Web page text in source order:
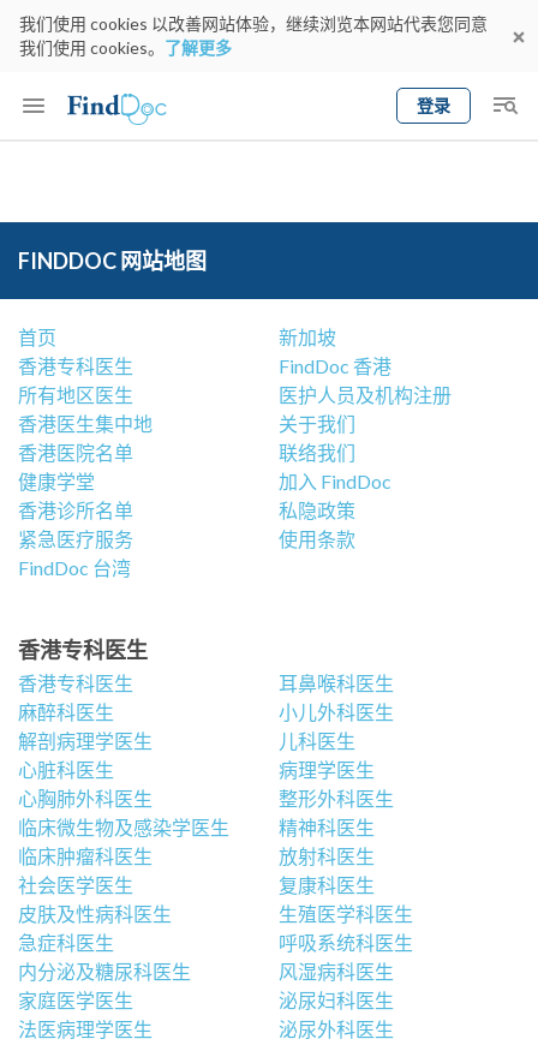
我们使用 cookies 以改善网站体验，继续浏览本网站代表您同意
我们使用 cookies。 了解更多
登录
专科 选择地区 预约日期
FINDDOC 网站地图
首页
香港专科医生
所有地区医生
香港医生集中地
香港医院名单
健康学堂
香港诊所名单
紧急医疗服务
FindDoc 台湾
新加坡
FindDoc 香港
医护人员及机构注册
关于我们
联络我们
加入 FindDoc
私隐政策
使用条款
香港专科医生
香港专科医生
麻醉科医生
解剖病理学医生
心脏科医生
心胸肺外科医生
临床微生物及感染学医生
临床肿瘤科医生
社会医学医生
皮肤及性病科医生
急症科医生
内分泌及糖尿科医生
家庭医学医生
法医病理学医生
耳鼻喉科医生
小儿外科医生
儿科医生
病理学医生
整形外科医生
精神科医生
放射科医生
复康科医生
生殖医学科医生
呼吸系统科医生
风湿病科医生
泌尿妇科医生
泌尿外科医生